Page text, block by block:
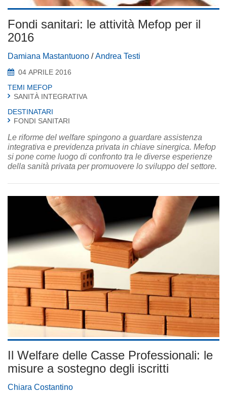
Fondi sanitari: le attività Mefop per il
2016
Damiana Mastantuono /Andrea Testi
04 APRILE 2016
TEMI MEFOP
SANITÀ INTEGRATIVA
DESTINATARI
FONDI SANITARI
Le riforme del welfare spingono a guardare assistenza
integrativa e previdenza privata in chiave sinergica. Mefop
si pone come luogo di confronto tra le diverse esperienze
della sanità privata per promuovere lo sviluppo del settore.
Il Welfare delle Casse Professionali: le
misure a sostegno degli iscritti
Chiara Costantino